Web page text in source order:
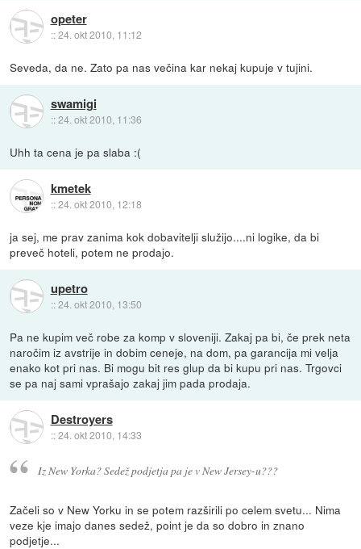
opeter
::24. okt 2010, 11:12
Seveda, da ne. Zato pa nas večina kar nekaj kupuje v tujini.
swamigi
::24. okt 2010, 11:36
Uhh ta cena je pa slaba :(
kmetek
::24. okt 2010, 12:18
ja sej, me prav zanima kok dobavitelji služijo....ni logike, da bi
preveč hoteli, potem ne prodajo.
upetro
::24. okt 2010, 13:50
Pa ne kupim več robe za komp v sloveniji. Zakaj pa bi, če prek neta
naročim iz avstrije in dobim ceneje, na dom, pa garancija mi velja
enako kot pri nas. Bi mogu bit res glup da bi kupu pri nas. Trgovci
se pa naj sami vprašajo zakaj jim pada prodaja.
Destroyers
::24. okt 2010, 14:33
Iz New Yorka? Sedež podjetja pa je v New Jersey-u???
Začeli so v New Yorku in se potem razširili po celem svetu... Nima
veze kje imajo danes sedež, point je da so dobro in znano
podjetje...